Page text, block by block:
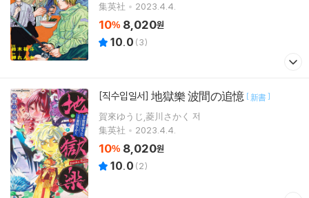
集英社
2023.4.4.
10% 8,020원
10.0 (3)
[직수입일서] 地獄樂 波間の追憶 [ 新書]
賀來ゆうじ,菱川さかく 저
集英社
2023.4.4.
10% 8,020원
10.0 (2)